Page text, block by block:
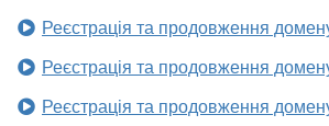
Реєстрація та продовження
Реєстрація та продовження
Реєстрація та продовження